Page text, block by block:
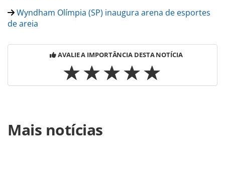
Wyndham Olímpia (SP) inaugura arena de esportes
de areia
AVALIE A IMPORTÂNCIA DESTA NOTÍCIA
https://www.panrotas.com.br/hotelaria/mercado/2023/
olimpia-fecha-2022-com-alta-em-diaria-media-e-no-
Mais notícias